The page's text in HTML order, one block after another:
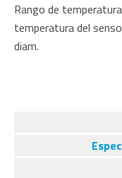
Rango de
temperatura del
diam.